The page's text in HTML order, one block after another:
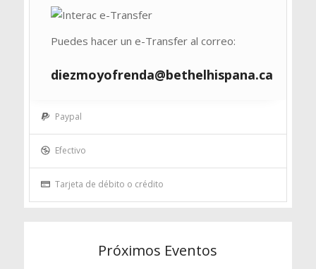
Puedes hacer un e-Transfer al correo:
diezmoyofrenda@bethelhispana.ca
Paypal
Efectivo
Tarjeta de débito o crédito
Próximos Eventos